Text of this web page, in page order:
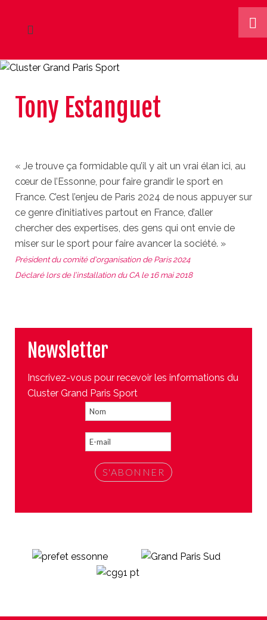
Tony Estanguet
« Je trouve ça formidable qu’il y ait un vrai élan ici, au
cœur de l’Essonne, pour faire grandir le sport en
France. C’est l’enjeu de Paris 2024 de nous appuyer sur
ce genre d’initiatives partout en France, d’aller
chercher des expertises, des gens qui ont envie de
miser sur le sport pour faire avancer la société. »
Président du comité d'organisation de Paris 2024
Déclaré lors de l’installation du CA le 16 mai 2018
Newsletter
Inscrivez-vous pour recevoir les informations du
Cluster Grand Paris Sport